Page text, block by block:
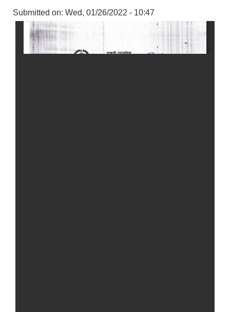
Submitted on: Wed, 01/26/2022 - 10:47